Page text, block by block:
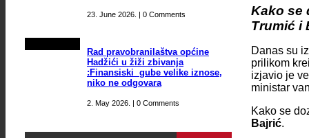
23. June 2026. | 0 Comments
Rad pravobranilaštva općine
Hadžići u žiži zbivanja
:Finansiski gube velike iznose,
niko ne odgovara
2. May 2026. | 0 Comments
Kako se
Trumić i
Danas su
prilikom
izjavio je
ministar
Kako se
Bajrić.